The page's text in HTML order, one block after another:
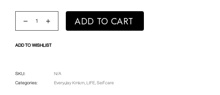
Everyday Basic - Body Care Lotion quantity
ADD TO CART
ADD TO WISHLIST
SKU:
N/A
Categories:
Everyday Kmkm,LIFE,Self care